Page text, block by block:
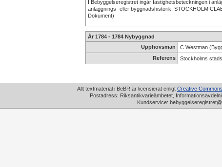
I Bebyggelseregistret ingår fastighetsbeteckningen i
anläggnings- eller byggnadshistorik. STOCKHOLM
Dokument)
År 1784 - 1784 Nybyggnad
Upphovsman
C Westman
Referens
Stockholms
Allt textmaterial i BeBR är licensierat enligt Creative
Postadress: Riksantikvarieämbetet,
Kundservice: